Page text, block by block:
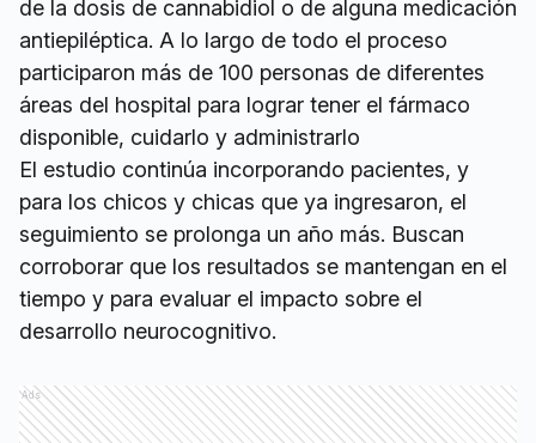
de la dosis de cannabidiol o de alguna medicación
antiepiléptica. A lo largo de todo el proceso
participaron más de 100 personas de diferentes
áreas del hospital para lograr tener el fármaco
disponible, cuidarlo y administrarlo
El estudio continúa incorporando pacientes, y
para los chicos y chicas que ya ingresaron, el
seguimiento se prolonga un año más. Buscan
corroborar que los resultados se mantengan en el
tiempo y para evaluar el impacto sobre el
desarrollo neurocognitivo.
Ads